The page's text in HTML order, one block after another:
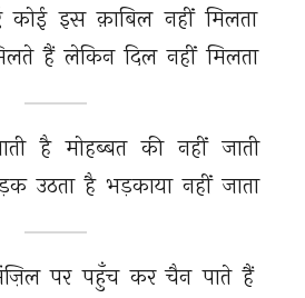
कोई इस क़ाबिल नहीं मिलता
हैं लेकिन दिल नहीं मिलता
है मोहब्बत की नहीं जाती
उठता है भड़काया नहीं जाता
पर पहुँच कर चैन पाते हैं